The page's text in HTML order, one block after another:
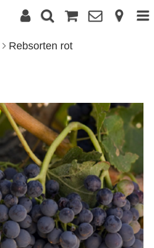
Rebsorten rot